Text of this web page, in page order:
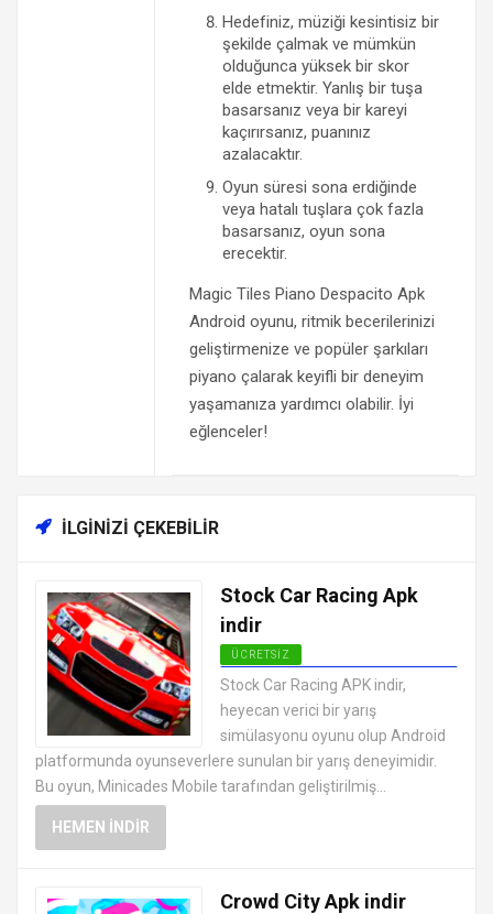
Hedefiniz, müziği kesintisiz bir
şekilde çalmak ve mümkün
olduğunca yüksek bir skor
elde etmektir. Yanlış bir tuşa
basarsanız veya bir kareyi
kaçırırsanız, puanınız
azalacaktır.
Oyun süresi sona erdiğinde
veya hatalı tuşlara çok fazla
basarsanız, oyun sona
erecektir.
Magic Tiles Piano Despacito Apk
Android oyunu, ritmik becerilerinizi
geliştirmenize ve popüler şarkıları
piyano çalarak keyifli bir deneyim
yaşamanıza yardımcı olabilir. İyi
eğlenceler!
İLGINIZI ÇEKEBILIR
Stock Car Racing Apk
indir
ÜCRETSIZ
EN İYI ANDROID APK OYUNLARI
ÜCRETSIZ
Stock Car Racing APK indir,
heyecan verici bir yarış
simülasyonu oyunu olup Android
platformunda oyunseverlere sunulan bir yarış deneyimidir.
Bu oyun, Minicades Mobile tarafından geliştirilmiş...
HEMEN İNDIR
Crowd City Apk indir